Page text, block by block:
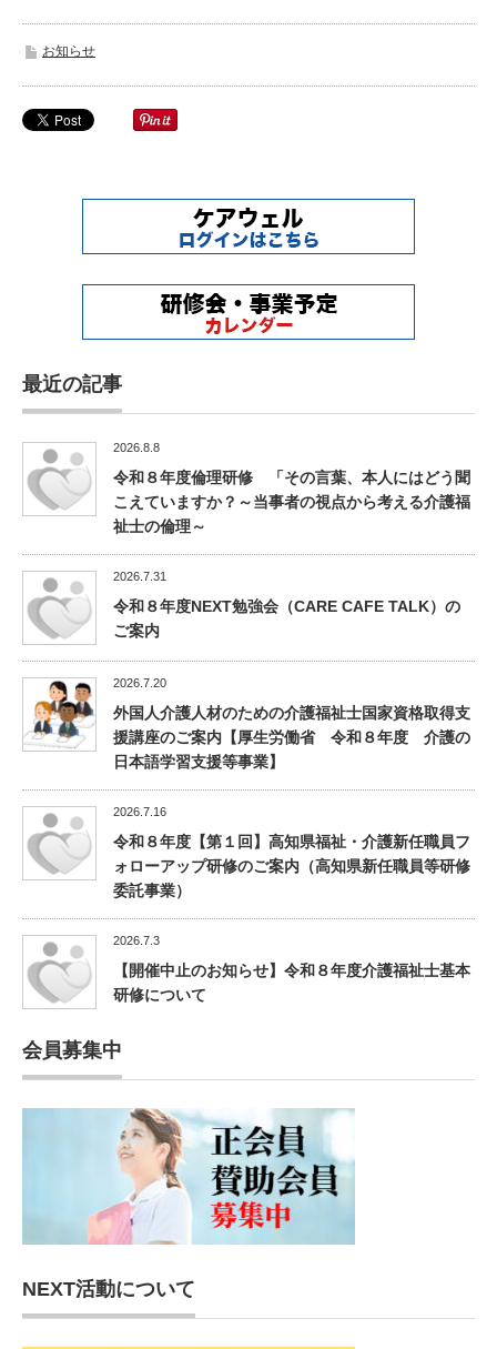
お知らせ
最近の記事
2026.8.8
令和８年度倫理研修 「その言葉、本人にはどう聞
こえていますか？～当事者の視点から考える介護福
祉士の倫理～
2026.7.31
令和８年度NEXT勉強会（CARE CAFE TALK）の
ご案内
2026.7.20
外国人介護人材のための介護福祉士国家資格取得支
援講座のご案内【厚生労働省 令和８年度 介護の
日本語学習支援等事業】
2026.7.16
令和８年度【第１回】高知県福祉・介護新任職員フ
ォローアップ研修のご案内（高知県新任職員等研修
委託事業）
2026.7.3
【開催中止のお知らせ】令和８年度介護福祉士基本
研修について
会員募集中
NEXT活動について